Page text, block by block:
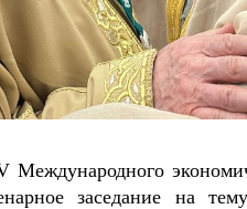
Международного
заседание на